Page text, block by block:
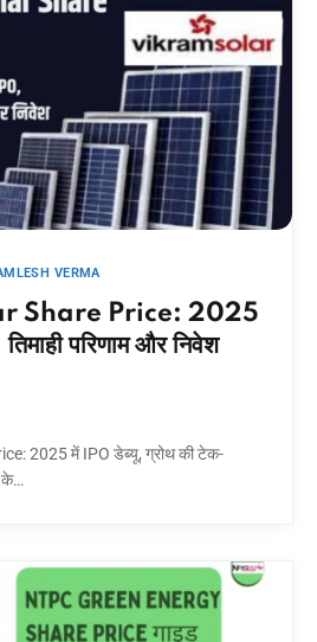
VERMA
Share Price: 2025
परिणाम और निवेश
2025 में IPO डेब्यू, ग्रोथ की टेक-
के…